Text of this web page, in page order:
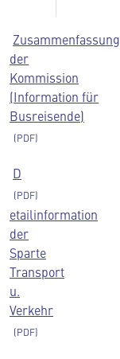
Zusammenfassung
der
Kommission
(Information für
Busreisende)
D
etailinformation
der
Sparte
Transport
u.
Verkehr